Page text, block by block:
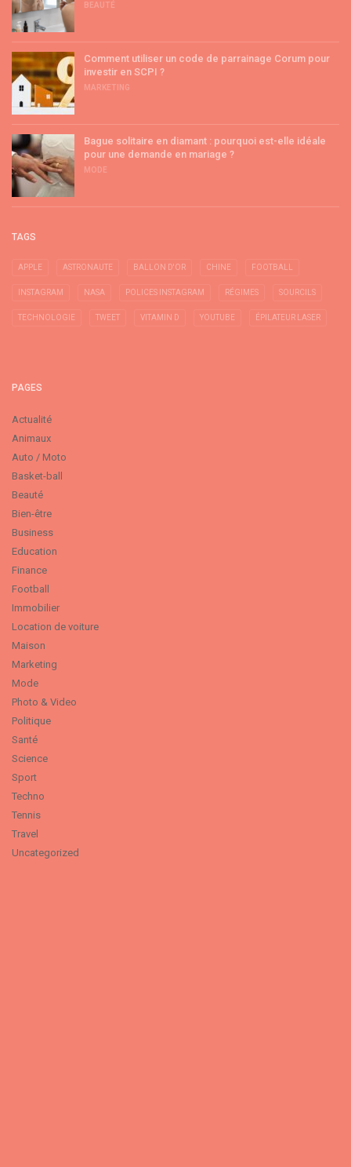
BEAUTÉ
Comment utiliser un code de parrainage Corum pour
investir en SCPI ?
MARKETING
Bague solitaire en diamant : pourquoi est-elle idéale
pour une demande en mariage ?
MODE
TAGS
APPLE ASTRONAUTE BALLON D'OR CHINE FOOTBALL
INSTAGRAM NASA POLICES INSTAGRAM RÉGIMES SOURCILS
TECHNOLOGIE TWEET VITAMIN D YOUTUBE ÉPILATEUR LASER
PAGES
Actualité
Animaux
Auto / Moto
Basket-ball
Beauté
Bien-être
Business
Education
Finance
Football
Immobilier
Location de voiture
Maison
Marketing
Mode
Photo & Video
Politique
Santé
Science
Sport
Techno
Tennis
Travel
Uncategorized